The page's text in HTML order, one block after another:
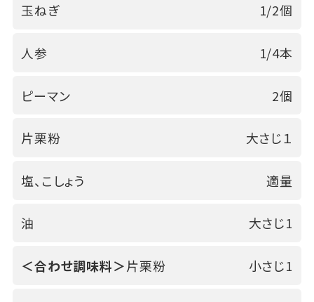
玉ねぎ 1/2個
人参 1/4本
ピーマン 2個
片栗粉 大さじ１
塩、こしょう 適量
油 大さじ1
＜合わせ調味料＞片栗粉 小さじ1